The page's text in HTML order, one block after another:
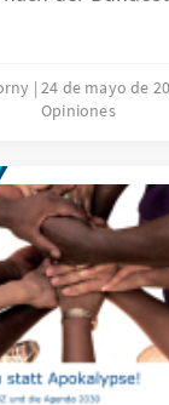
24 de mayo de
Opiniones